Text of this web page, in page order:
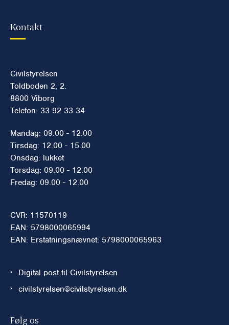
Kontakt
Civilstyrelsen
Toldboden 2, 2.
8800 Viborg
Telefon: 33 92 33 34
Mandag: 09.00 - 12.00
Tirsdag: 12.00 - 15.00
Onsdag: lukket
Torsdag: 09.00 - 12.00
Fredag: 09.00 - 12.00
CVR: 11570119
EAN: 5798000065994
EAN: Erstatningsnævnet: 5798000065963
Digital post til Civilstyrelsen
civilstyrelsen@civilstyrelsen.dk
Følg os